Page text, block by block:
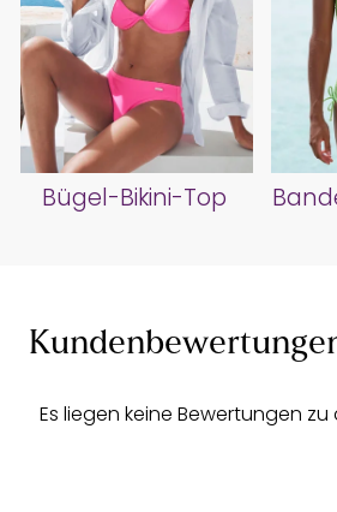
Bügel-Bikini-Top
Es liegen keine Bewertungen zu